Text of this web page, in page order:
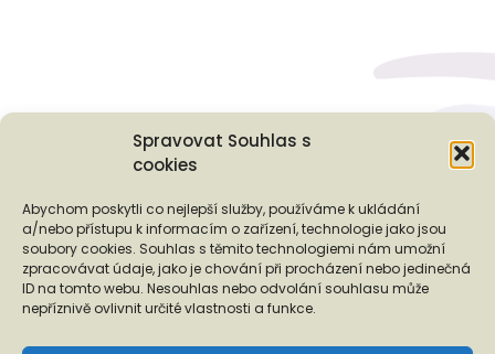
Spravovat Souhlas s
cookies
Abychom poskytli co nejlepší služby, používáme k ukládání
a/nebo přístupu k informacím o zařízení, technologie jako jsou
soubory cookies. Souhlas s těmito technologiemi nám umožní
zpracovávat údaje, jako je chování při procházení nebo jedinečná
ID na tomto webu. Nesouhlas nebo odvolání souhlasu může
nepříznivě ovlivnit určité vlastnosti a funkce.
Podporují nás...
❬ ❭